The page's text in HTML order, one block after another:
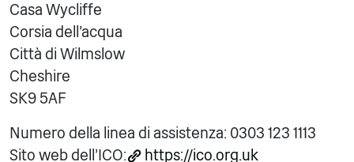
Casa Wycliffe
Corsia dell'acqua
Città di Wilmslow
Cheshire
SK9 5AF
Numero della linea di assistenza: 0303 123 1113
Sito web dell'ICO:
https://ico.org.uk